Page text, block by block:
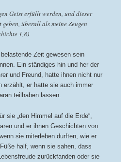
Geist erfüllt werden, und dieser
überall als meine Zeugen
1,8)
Zeit gewesen sein
Ein ständiges hin und her der
und Freund, hatte ihnen nicht nur
erzählt, er hatte sie auch immer
teilhaben lassen.
sie „den Himmel auf die Erde“,
und er ihnen Geschichten von
sie miterleben durften, wie er
half, wenn sie sahen, dass
zurückfanden oder sie